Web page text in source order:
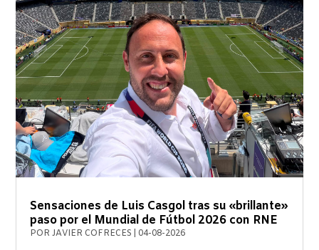
Sensaciones de Luis Casgol tras su «brillante»
paso por el Mundial de Fútbol 2026 con RNE
PORJAVIER COFRECES 04-08-2026